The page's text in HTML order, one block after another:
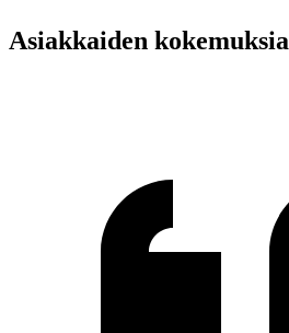
Asiakkaiden kokemuksia